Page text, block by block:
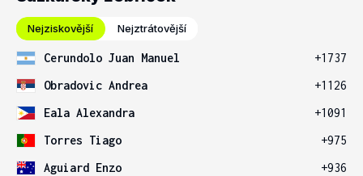
Nejziskovější Nejztrátovější
Cerundolo Juan Manuel
+1737
Obradovic Andrea
+1126
Eala Alexandra
+1091
Torres Tiago
+975
Aguiard Enzo
+936